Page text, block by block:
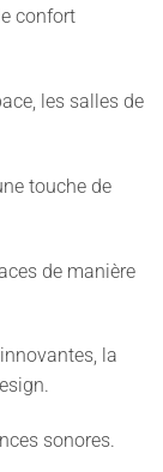
confort
les salles de
touche de
de manière
la
sonores.